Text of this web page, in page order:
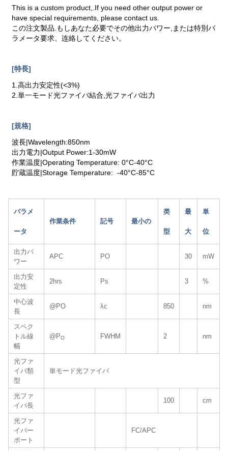
This is a custom product,.If you need other output power or
have special requirements, please contact us.
この注文製品.もしあなた必要でその他出力パワー,または特別パ
ラメータ要求、连絡してください。
[特長]
1.高出力安定性(<3%)
2.単一モード光ファイバ結合,光ファイバ出力
[規格]
波長|Wavelength:850nm
出力電力|Output Power:1-30mW
作業温度|Operating Temperature: 0°C-40°C
貯蔵温度|Storage Temperature: -40°C-85°C
パラメ
ータ
作業条件 記号 最小の
类
型
最
大
単
位
出力パ
ワー
APC PO 30 mW
出力安
定性
2hrs Ps 3 %
中心波
長
@PO λc 850 nm
スペク
トル線
幅
@PO FWHM 2 nm
光ファ
イバ類
型
単モード光ファイバ
光ファ
イバ長
100 cm
光ファ
イバー
ポート
FC/APC